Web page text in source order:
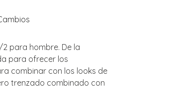
2 para hombre. De la
para ofrecer los
combinar con los looks de
trenzado combinado con